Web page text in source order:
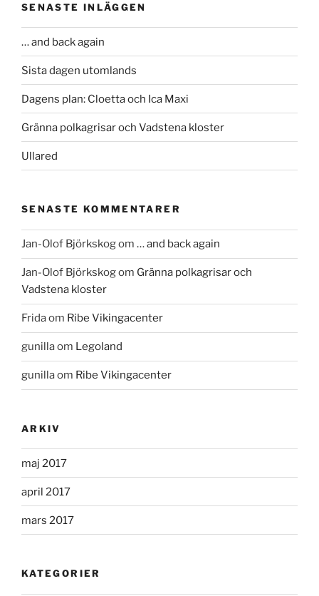
SENASTE INLÄGGEN
… and back again
Sista dagen utomlands
Dagens plan: Cloetta och Ica Maxi
Gränna polkagrisar och Vadstena kloster
Ullared
SENASTE KOMMENTARER
Jan-Olof Björkskogom … and back again
Jan-Olof Björkskogom Gränna polkagrisar och
Vadstena kloster
Fridaom Ribe Vikingacenter
gunillaom Legoland
gunillaom Ribe Vikingacenter
ARKIV
maj 2017
april 2017
mars 2017
KATEGORIER